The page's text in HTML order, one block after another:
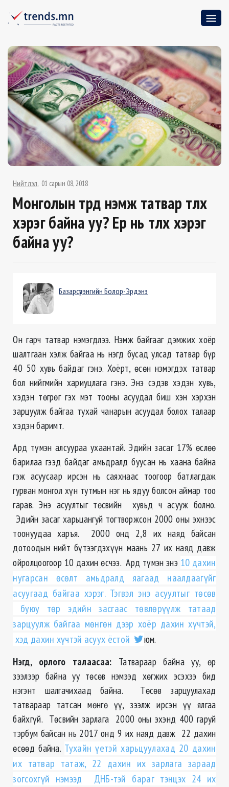
Нийтлэл 01 сарын 08, 2018
Монголын төрд нэмж татвар төлөх
хэрэг байна уу? Ер нь төлөх хэрэг
байна уу?
Базарсүрэнгийн Болор-Эрдэнэ
Он гарч татвар нэмэгдлээ. Нэмж байгааг дэмжих хоёр
шалтгаан хэлж байгаа нь нэгд бусад улсад татвар бүр
40 50 хувь байдаг гэнэ. Хоёрт, өсөн нэмэгдэх татвар
бол нийгмийн хариуцлага гэнэ. Энэ сэдэв хэдэн хувь,
хэдэн төгрөг гэх мэт тооны асуудал биш хэн хэрхэн
зарцуулж байгаа тухай чанарын асуудал болох талаар
хэдэн баримт.
Ард түмэн алсуураа ухаантай. Эдийн засаг 17% өслөө
барилаа гээд байдаг амьдралд буусан нь хаана байна
гэж асуусаар ирсэн нь саяхнаас тоогоор батлагдаж
гурван монгол хүн тутмын нэг нь ядуу болсон аймар тоо
гарав. Энэ асуултыг төсвийн хувьд ч асууж болно.
Эдийн засаг харьцангуй тогтворжсон 2000 оны эхнээс
тоонуудаа харъя. 2000 онд 2,8 их наяд байсан
дотоодын нийт бүтээгдэхүүн маань 27 их наяд давж
ойролцоогоор 10 дахин өсчээ. Ард түмэн энэ 10 дахин
нугарсан өсөлт амьдралд яагаад наалдаагүйг
асуугаад байгаа хэрэг. Тэгвэл энэ асуултыг төсөв
буюу төр эдийн засгаас төвлөрүүлж татаад
зарцуулж байгаа мөнгөн дээр хоёр дахин хүчтэй,
хэд дахин хүчтэй асуух ёстой
юм.
Нэгд, орлого талаасаа: Татвараар байна уу, өр
зээлээр байна уу төсөв нэмээд хөгжих эсэхээ бид
нэгэнт шалгачихаад байна. Төсөв зарцуулахад
татвараар татсан мөнгө үү, зээлж ирсэн үү ялгаа
байхгүй. Төсвийн зарлага 2000 оны эхэнд 400 гаруй
тэрбум байсан нь 2017 онд 9 их наяд давж 22 дахин
өсөөд байна. Тухайн үетэй харьцуулахад 20 дахин
их татвар татаж, 22 дахин их зарлага зараад
зогсохгүй нэмээд ДНБ-тэй бараг тэнцэх 24 их